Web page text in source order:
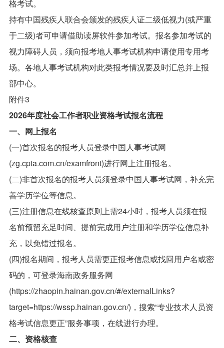
格考试。
持有中国残疾人联合会颁发的残疾人证二级低视力(或严重
于二级)者可申请借助读屏软件参加考试。报名参加考试的
视力障碍人员，须向报考地人事考试机构申请使用专用考
场。各地人事考试机构对此类报考情况要及时汇总并上报
部中心。
附件3
2026年度社会工作者职业资格考试报名流程
一、网上报名
(一)首次报名的报考人员登录中国人事考试网
(zg.cpta.com.cn/examfront)进行网上注册报名。
(二)非首次报名的报考人员须登录中国人事考试网，补充完
善学历学位等信息。
(三)注册信息在线核查原则上需24小时，报考人员须在报
名前预留充足时间、提前完成用户注册和学历学位信息补
充，以免错过报名。
(四)报名期间，报考人员需更正报考信息或找回用户名或密
码的，可登录海南政务服务网
(https://zhaopin.hainan.gov.cn/#/externalLinks?
target=https://wssp.hainan.gov.cn/)，搜索“专业技术人员资
格考试信息更正”服务事项，在线进行办理。
二、资格核查